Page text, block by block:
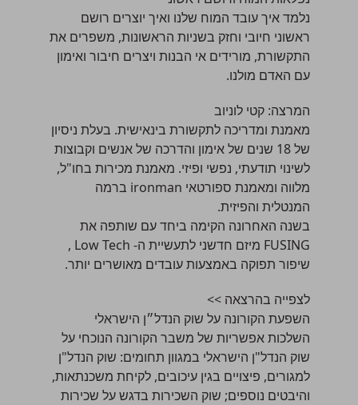
נלמד איך עובד המוח שלנו ואיך יוצרים רושם
ראשוני חיובי וחזק בשניות הראשונות, משפרים את
התקשורת, מורידים אי הבנות ויצרים חיבור ואימון
עם האדם מולנו.
המרצה:קטי לוניוב
מאמנת ומדריכה לתקשורת בינאישית. בעלת ניסיון
של 18 שנים של אימון והדרכה של אנשים וקבוצות
לשינוי תודעתי, נפשי ופיזי. מאמנת מכירות בחו"ל,
מלווה ומאמנת ספורטאי ironman ברמה
המנטלית והפיזית.
בשנה האחרונה הקימה ביחד עם שותפה את
FUSING מיזם חדשני לתעשיית ה- Low Tech ,
שיפור תפוקה באמצעות עובדים מאושרים יותר.
לצפייה בהרצאה >>
השפעת הקורונה על שוק הנדל״ן הישראלי
השלכות אפשריות של משבר הקורונה הנוכחי על
שוק הנדל"ן הישראלי במגוון תחומים: שוק הנדל"ן
למגורים, פיצויים בגין עיכובים, לקיחת משכנתאות,
והיבטים נוספים; שוק השכירות בדגש על שכירות